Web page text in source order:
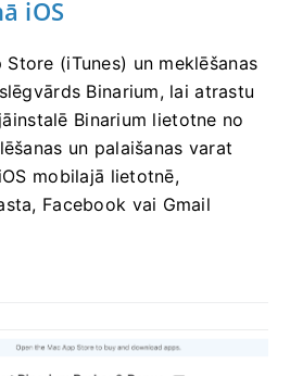
iOS
(iTunes) un meklēšanas
Binarium, lai atrastu
Binarium lietotne no
un palaišanas varat
mobilajā lietotnē,
Facebook vai Gmail